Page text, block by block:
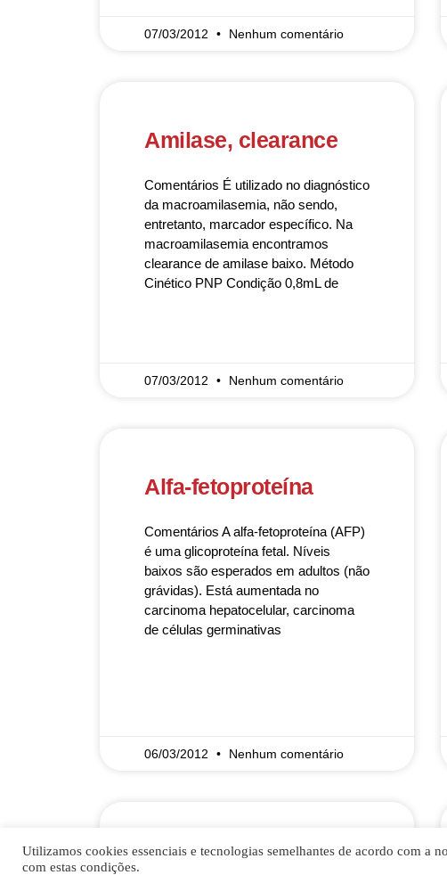
07/03/2012 Nenhum comentário
Amilase, clearance
Comentários É utilizado no diagnóstico
da macroamilasemia, não sendo,
entretanto, marcador específico. Na
macroamilasemia encontramos
clearance de amilase baixo. Método
Cinético PNP Condição 0,8mL de
07/03/2012 Nenhum comentário
Alfa-fetoproteína
Comentários A alfa-fetoproteína (AFP)
é uma glicoproteína fetal. Níveis
baixos são esperados em adultos (não
grávidas). Está aumentada no
carcinoma hepatocelular, carcinoma
de células germinativas
06/03/2012 Nenhum comentário
Aldosterona
Utilizamos cookies essenciais e tecnologias semelhantes de acordo com a
com estas condições.